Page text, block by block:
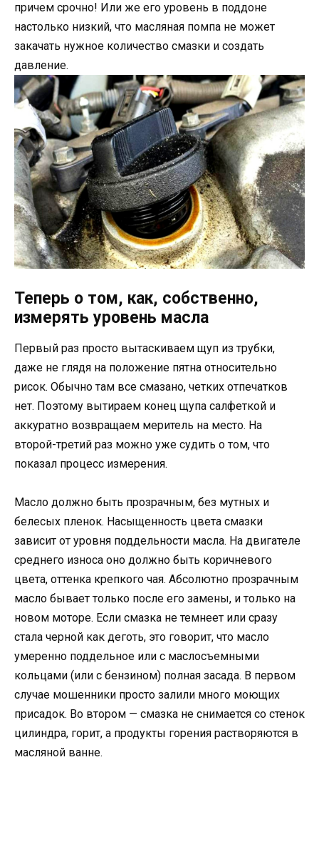
причем срочно! Или же его уровень в поддоне
настолько низкий, что масляная помпа не может
закачать нужное количество смазки и создать
давление.
Теперь о том, как, собственно,
измерять уровень масла
Первый раз просто вытаскиваем щуп из трубки,
даже не глядя на положение пятна относительно
рисок. Обычно там все смазано, четких отпечатков
нет. Поэтому вытираем конец щупа салфеткой и
аккуратно возвращаем меритель на место. На
второй-третий раз можно уже судить о том, что
показал процесс измерения.
Масло должно быть прозрачным, без мутных и
белесых пленок. Насыщенность цвета смазки
зависит от уровня поддельности масла. На двигателе
среднего износа оно должно быть коричневого
цвета, оттенка крепкого чая. Абсолютно прозрачным
масло бывает только после его замены, и только на
новом моторе. Если смазка не темнеет или сразу
стала черной как деготь, это говорит, что масло
умеренно поддельное или с маслосъемными
кольцами (или с бензином) полная засада. В первом
случае мошенники просто залили много моющих
присадок. Во втором — смазка не снимается со стенок
цилиндра, горит, а продукты горения растворяются в
масляной ванне.